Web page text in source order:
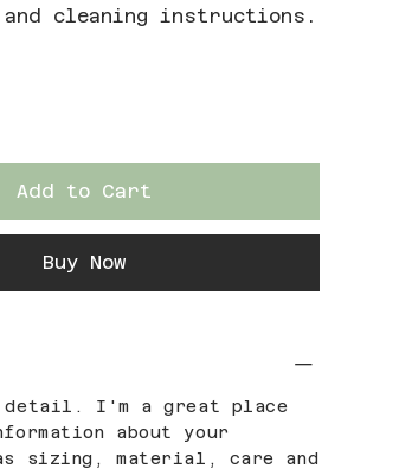
cleaning instructions.
Add to Cart
Buy Now
detail. I'm a great place
about your
sizing, material, care and